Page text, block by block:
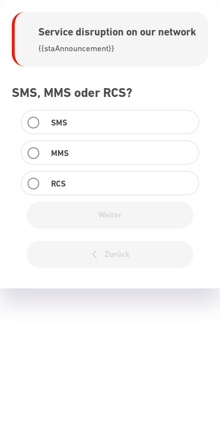
Service disruption on our network
{{staAnnouncement}}
SMS, MMS oder RCS?
SMS
MMS
RCS
Weiter
Zurück